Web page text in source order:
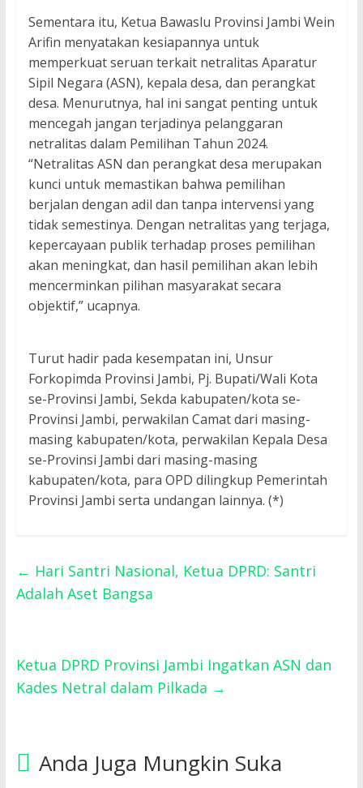
Sementara itu, Ketua Bawaslu Provinsi Jambi Wein
Arifin menyatakan kesiapannya untuk
memperkuat seruan terkait netralitas Aparatur
Sipil Negara (ASN), kepala desa, dan perangkat
desa. Menurutnya, hal ini sangat penting untuk
mencegah jangan terjadinya pelanggaran
netralitas dalam Pemilihan Tahun 2024.
“Netralitas ASN dan perangkat desa merupakan
kunci untuk memastikan bahwa pemilihan
berjalan dengan adil dan tanpa intervensi yang
tidak semestinya. Dengan netralitas yang terjaga,
kepercayaan publik terhadap proses pemilihan
akan meningkat, dan hasil pemilihan akan lebih
mencerminkan pilihan masyarakat secara
objektif,” ucapnya.
Turut hadir pada kesempatan ini, Unsur
Forkopimda Provinsi Jambi, Pj. Bupati/Wali Kota
se-Provinsi Jambi, Sekda kabupaten/kota se-
Provinsi Jambi, perwakilan Camat dari masing-
masing kabupaten/kota, perwakilan Kepala Desa
se-Provinsi Jambi dari masing-masing
kabupaten/kota, para OPD dilingkup Pemerintah
Provinsi Jambi serta undangan lainnya. (*)
← Hari Santri Nasional, Ketua DPRD: Santri
Adalah Aset Bangsa
Ketua DPRD Provinsi Jambi Ingatkan ASN dan
Kades Netral dalam Pilkada →
Anda Juga Mungkin Suka